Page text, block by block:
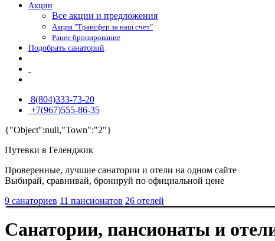
Акции
Все акции и предложения
Акция "Трансфер за наш счет"
Ранее бронирование
Подобрать санаторий
8(804)333-73-20
+7(967)555-86-35
{"Object":null,"Town":"2"}
Путевки в Геленджик
Проверенные, лучшие санатории и отели на одном сайте
Выбирай, сравнивай, бронируй по официальной цене
9 санаториев 11 пансионатов 26 отелей
Санатории, пансионаты и